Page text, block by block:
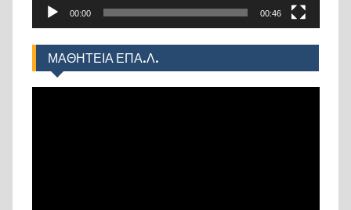
00:00 00:46
ΜΑΘΗΤΕΙΑ ΕΠΑ.Λ.